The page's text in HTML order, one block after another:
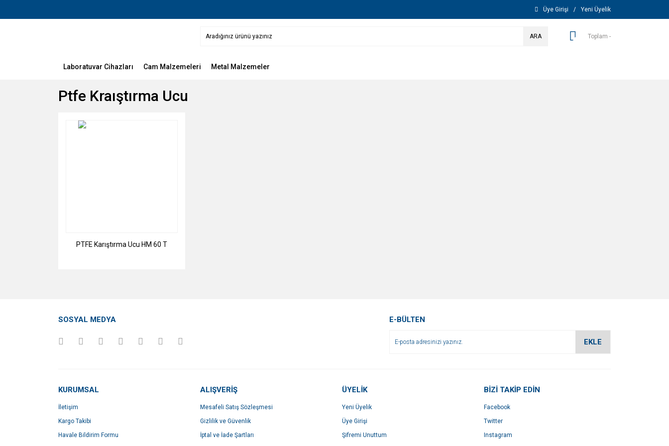
Üye Girişi / Yeni Üyelik
ARA Toplam -
Laboratuvar Cihazları Cam Malzemeleri Metal Malzemeler
Ptfe Kraıştırma Ucu
PTFE Karıştırma Ucu HM 60 T
SOSYAL MEDYA E-BÜLTEN
EKLE
KURUMSAL
İletişim
Kargo Takibi
Havale Bildirim Formu
ALIŞVERİŞ
Mesafeli Satış Sözleşmesi
Gizlilik ve Güvenlik
İptal ve İade Şartları
ÜYELİK
Yeni Üyelik
Üye Girişi
Şifremi Unuttum
BİZİ TAKİP EDİN
Facebook
Twitter
Instagram